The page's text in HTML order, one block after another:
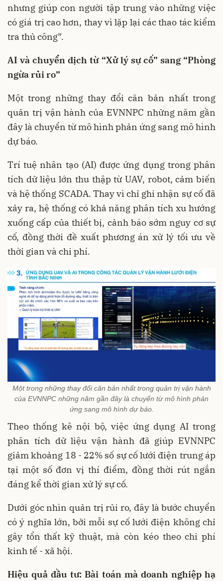
nhưng giúp con người tập trung vào những việc
có giá trị cao hơn, thay vì lặp lại các thao tác kiểm
tra thủ công”.
AI và chuyển dịch từ “Xử lý sự cố” sang “Phòng
ngừa rủi ro”
Một trong những thay đổi căn bản nhất trong
quản trị vận hành của EVNNPC những năm gần
đây là chuyển từ mô hình phản ứng sang mô hình
dự báo.
Trí tuệ nhân tạo (AI) được ứng dụng trong phân
tích dữ liệu lớn thu thập từ UAV, robot, cảm biến
và hệ thống SCADA. Thay vì chỉ ghi nhận sự cố đã
xảy ra, hệ thống có khả năng phân tích xu hướng
xuống cấp của thiết bị, cảnh báo sớm nguy cơ sự
cố, đồng thời đề xuất phương án xử lý tối ưu về
thời gian và chi phí.
Một trong những thay đổi căn bản nhất trong quản trị vận hành
của EVNNPC những năm gần đây là chuyển từ mô hình phản
ứng sang mô hình dự báo.
Theo thống kê nội bộ, việc ứng dụng AI trong
phân tích dữ liệu vận hành đã giúp EVNNPC
giảm khoảng 18 - 22% số sự cố lưới điện trung áp
tại một số đơn vị thí điểm, đồng thời rút ngắn
đáng kể thời gian xử lý sự cố.
Dưới góc nhìn quản trị rủi ro, đây là bước chuyển
có ý nghĩa lớn, bởi mỗi sự cố lưới điện không chỉ
gây tổn thất kỹ thuật, mà còn kéo theo chi phí
kinh tế - xã hội.
Hiệu quả đầu tư: Bài toán mà doanh nghiệp hạ